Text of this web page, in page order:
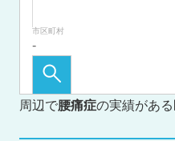
市区町村
周辺で腰痛症の実績があ